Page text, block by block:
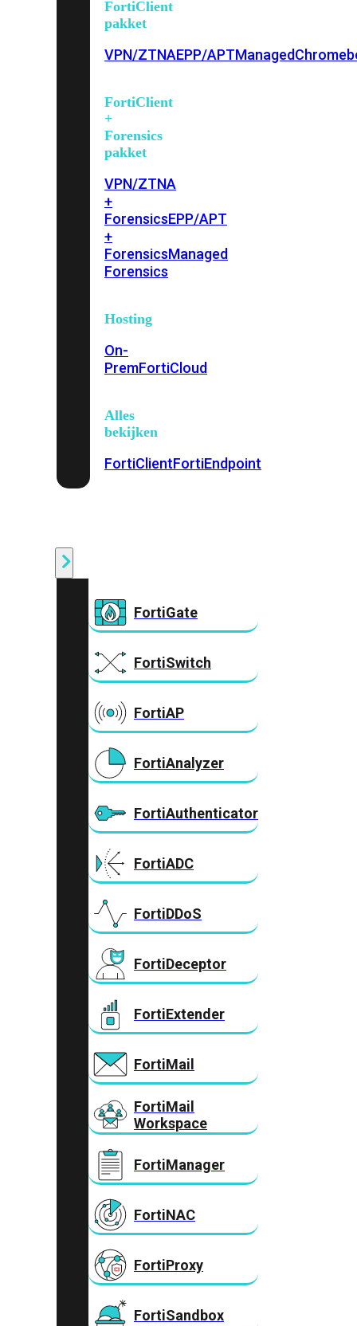
FortiClient
pakket
VPN/ZTNAEPP/APTManaged
FortiClient
+
Forensics
pakket
VPN/ZTNA
+
ForensicsEPP/APT
+
ForensicsManaged
Forensics
Hosting
On-
PremFortiCloud
Alles
bekijken
FortiClientFortiEndpoint
FortiGate
FortiSwitch
FortiAP
FortiAnalyzer
FortiAuthenticator
FortiADC
FortiDDoS
FortiDeceptor
FortiExtender
FortiMail
FortiMail
Workspace
FortiManager
FortiNAC
FortiProxy
FortiSandbox